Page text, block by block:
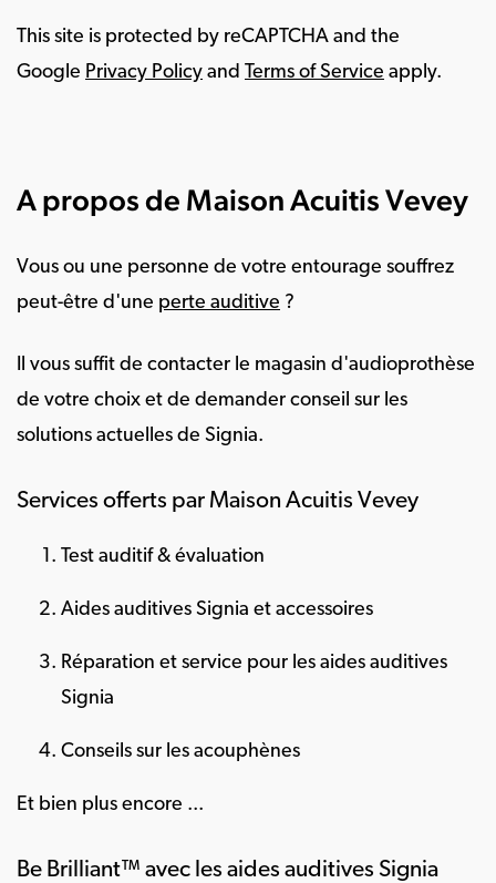
This site is protected by reCAPTCHA and the
Google Privacy Policy and Terms of Service apply.
A propos de Maison Acuitis Vevey
Vous ou une personne de votre entourage souffrez
peut-être d'une perte auditive ?
Il vous suffit de contacter le magasin d'audioprothèse
de votre choix et de demander conseil sur les
solutions actuelles de Signia.
Services offerts par Maison Acuitis Vevey
Test auditif & évaluation
Aides auditives Signia et accessoires
Réparation et service pour les aides auditives
Signia
Conseils sur les acouphènes
Et bien plus encore ...
Be Brilliant™ avec les aides auditives Signia